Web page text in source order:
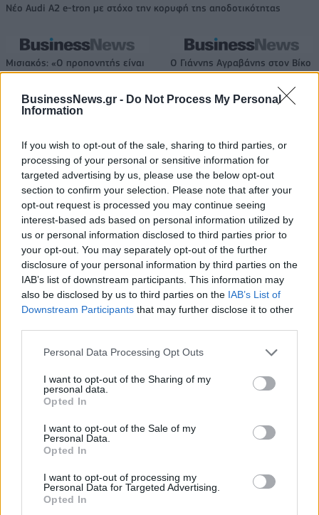
BusinessNews.gr - Do Not Process My Personal
Information
If you wish to opt-out of the sale, sharing to third parties, or
processing of your personal or sensitive information for
targeted advertising by us, please use the below opt-out
section to confirm your selection. Please note that after your
opt-out request is processed you may continue seeing
interest-based ads based on personal information utilized by
us or personal information disclosed to third parties prior to
your opt-out. You may separately opt-out of the further
disclosure of your personal information by third parties on the
IAB’s list of downstream participants. This information may
also be disclosed by us to third parties on the IAB’s List of
Downstream Participants that may further disclose it to other
Personal Data Processing Opt Outs
I want to opt-out of the Sharing of my
personal data.
Opted In
I want to opt-out of the Sale of my
Personal Data.
Opted In
I want to opt-out of processing my
Personal Data for Targeted Advertising.
Opted In
Νέο Audi A2 e-tron με στόχο την κορυφή της αποδοτικότητας
Μισιακός: «Ο προπονητής είναι
υπεύθυνος και αναλαμβάνω την
Ο Γιάννης Αγραβάνης στον Βίκο
Ιωαννίνων
Ελληνική Αναπτυξιακή Τράπεζα: Με «προίκα» 2 δισ. ευρώ ανοίγει
δρόμο για δάνεια έως 5 δισ. σε μικρομεσαίες
εκατ. ευρώ και αύξηση κερδών
57% - Τα νέα στοιχήματα σε
low & non alcohol
Χρηματοοικονομικός
σύμβουλος της ΔΕΗ για την
είσοδο στην πολωνική αγορά
ενέργειας
Η Chery επενδύει 75 εκατ. δολάρια στην KG Mobility
Το FIAT 500 Hybrid τώρα από
18.990 ευρώ
Ατρόμητος και Novibet
2028
18η συνεχόμενη χρονιά για τον ΟΤΕ στη διεθνή σειρά δεικτών
FTSE4Good